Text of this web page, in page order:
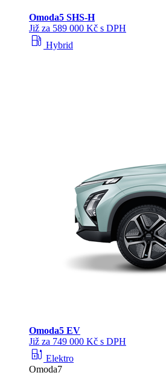
Omoda5 SHS‑H
Již za 589 000 Kč s DPH
local_gas_station Hybrid
Omoda5 EV
Již za 749 000 Kč s DPH
ev_station Elektro
Omoda7